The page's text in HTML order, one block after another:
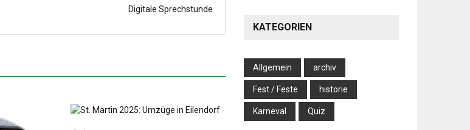
Digitale Sprechstunde
KATEGORIEN
Allgemein archiv
Fest / Feste historie
Karneval Quiz